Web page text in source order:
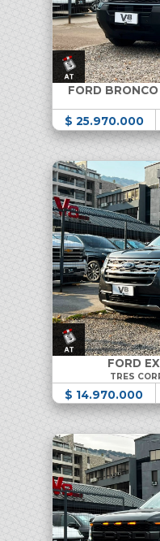
FORD
$ 25.970.000
FORD
TRES
$ 14.970.000